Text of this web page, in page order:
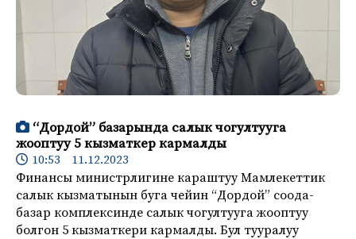
“Дордой” базарында салык чогултууга
жооптуу 5 кызматкер кармалды
10:53 11.12.2023
Финансы министрлигине караштуу Мамлекеттик
салык кызматынын буга чейин “Дордой” соода-
базар комплексинде салык чогултууга жооптуу
болгон 5 кызматкери кармалды. Бул тууралуу